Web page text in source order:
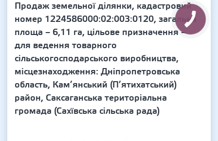
Продаж земельної ділянки, кадастровий
номер 1224586000:02:003:0120, загальна
площа – 6,11 га, цільове призначення –
для ведення товарного
сільськогосподарського виробництва,
місцезнаходження: Дніпропетровська
область, Кам’янський (П’ятихатський)
район, Саксаганська територіальна
громада (Сахївська сільська рада)